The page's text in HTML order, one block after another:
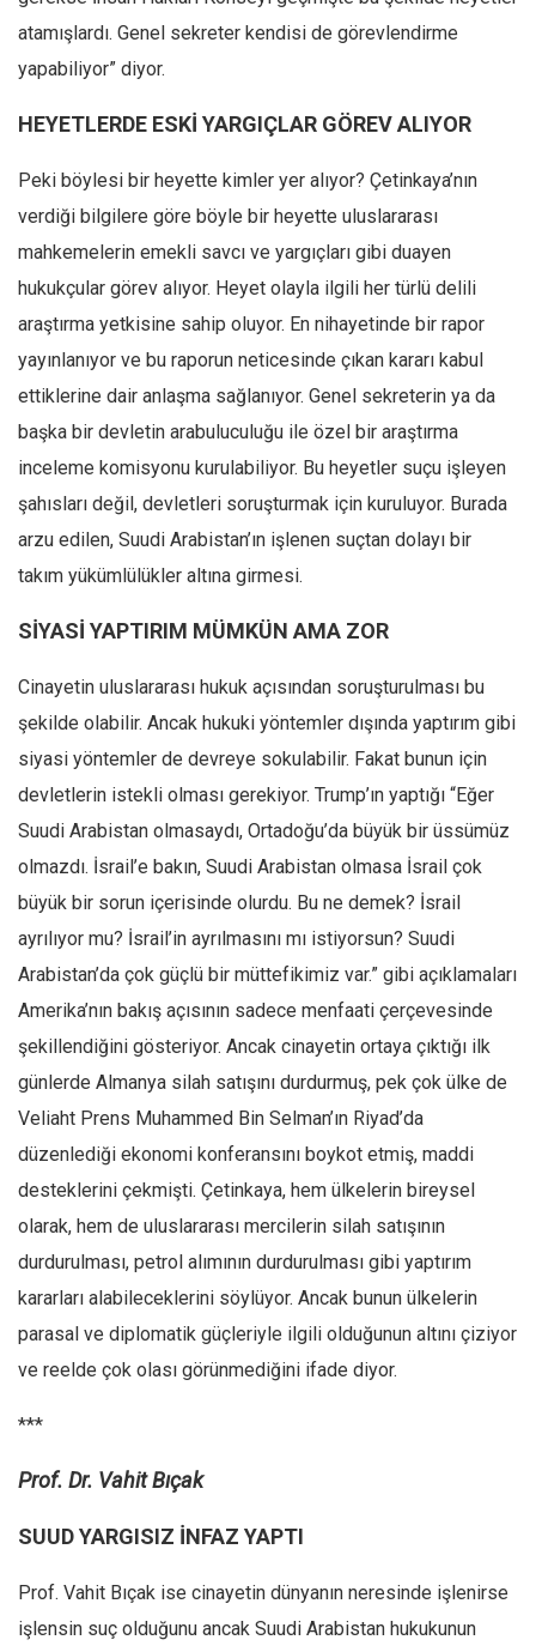
atamışlardı. Genel sekreter kendisi de görevlendirme
yapabiliyor” diyor.
HEYETLERDE ESKİ YARGIÇLAR GÖREV ALIYOR
Peki böylesi bir heyette kimler yer alıyor? Çetinkaya’nın
verdiği bilgilere göre böyle bir heyette uluslararası
mahkemelerin emekli savcı ve yargıçları gibi duayen
hukukçular görev alıyor. Heyet olayla ilgili her türlü delili
araştırma yetkisine sahip oluyor. En nihayetinde bir rapor
yayınlanıyor ve bu raporun neticesinde çıkan kararı kabul
ettiklerine dair anlaşma sağlanıyor. Genel sekreterin ya da
başka bir devletin arabuluculuğu ile özel bir araştırma
inceleme komisyonu kurulabiliyor. Bu heyetler suçu işleyen
şahısları değil, devletleri soruşturmak için kuruluyor. Burada
arzu edilen, Suudi Arabistan’ın işlenen suçtan dolayı bir
takım yükümlülükler altına girmesi.
SİYASİ YAPTIRIM MÜMKÜN AMA ZOR
Cinayetin uluslararası hukuk açısından soruşturulması bu
şekilde olabilir. Ancak hukuki yöntemler dışında yaptırım gibi
siyasi yöntemler de devreye sokulabilir. Fakat bunun için
devletlerin istekli olması gerekiyor. Trump’ın yaptığı “Eğer
Suudi Arabistan olmasaydı, Ortadoğu’da büyük bir üssümüz
olmazdı. İsrail’e bakın, Suudi Arabistan olmasa İsrail çok
büyük bir sorun içerisinde olurdu. Bu ne demek? İsrail
ayrılıyor mu? İsrail’in ayrılmasını mı istiyorsun? Suudi
Arabistan’da çok güçlü bir müttefikimiz var.” gibi açıklamaları
Amerika’nın bakış açısının sadece menfaati çerçevesinde
şekillendiğini gösteriyor. Ancak cinayetin ortaya çıktığı ilk
günlerde Almanya silah satışını durdurmuş, pek çok ülke de
Veliaht Prens Muhammed Bin Selman’ın Riyad’da
düzenlediği ekonomi konferansını boykot etmiş, maddi
desteklerini çekmişti. Çetinkaya, hem ülkelerin bireysel
olarak, hem de uluslararası mercilerin silah satışının
durdurulması, petrol alımının durdurulması gibi yaptırım
kararları alabileceklerini söylüyor. Ancak bunun ülkelerin
parasal ve diplomatik güçleriyle ilgili olduğunun altını çiziyor
ve reelde çok olası görünmediğini ifade diyor.
***
Prof. Dr. Vahit Bıçak
SUUD YARGISIZ İNFAZ YAPTI
Prof. Vahit Bıçak ise cinayetin dünyanın neresinde işlenirse
işlensin suç olduğunu ancak Suudi Arabistan hukukunun